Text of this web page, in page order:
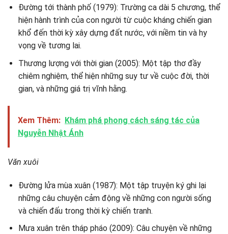
Đường tới thành phố (1979): Trường ca dài 5 chương, thể
hiện hành trình của con người từ cuộc kháng chiến gian
khổ đến thời kỳ xây dựng đất nước, với niềm tin và hy
vọng về tương lai.
Thương lượng với thời gian (2005): Một tập thơ đầy
chiêm nghiệm, thể hiện những suy tư về cuộc đời, thời
gian, và những giá trị vĩnh hằng.
Xem Thêm: Khám phá phong cách sáng tác của
Nguyễn Nhật Ánh
Văn xuôi
Đường lửa mùa xuân (1987): Một tập truyện ký ghi lại
những câu chuyện cảm động về những con người sống
và chiến đấu trong thời kỳ chiến tranh.
Mưa xuân trên tháp pháo (2009): Câu chuyện về những